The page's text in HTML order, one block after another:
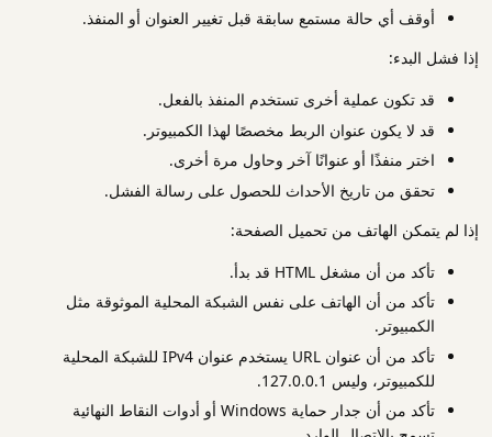
أوقف أي حالة مستمع سابقة قبل تغيير العنوان أو المنفذ.
إذا فشل البدء:
قد تكون عملية أخرى تستخدم المنفذ بالفعل.
قد لا يكون عنوان الربط مخصصًا لهذا الكمبيوتر.
اختر منفذًا أو عنوانًا آخر وحاول مرة أخرى.
تحقق من تاريخ الأحداث للحصول على رسالة الفشل.
إذا لم يتمكن الهاتف من تحميل الصفحة:
تأكد من أن مشغل HTML قد بدأ.
تأكد من أن الهاتف على نفس الشبكة المحلية الموثوقة مثل
الكمبيوتر.
تأكد من أن عنوان URL يستخدم عنوان IPv4 للشبكة المحلية
للكمبيوتر، وليس 127.0.0.1.
تأكد من أن جدار حماية Windows أو أدوات النقاط النهائية